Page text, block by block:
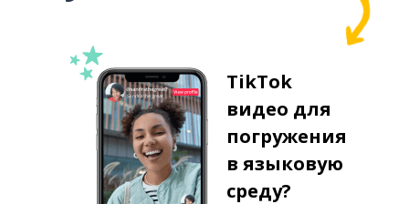
TikTok
видео для
погружения
в языковую
среду?